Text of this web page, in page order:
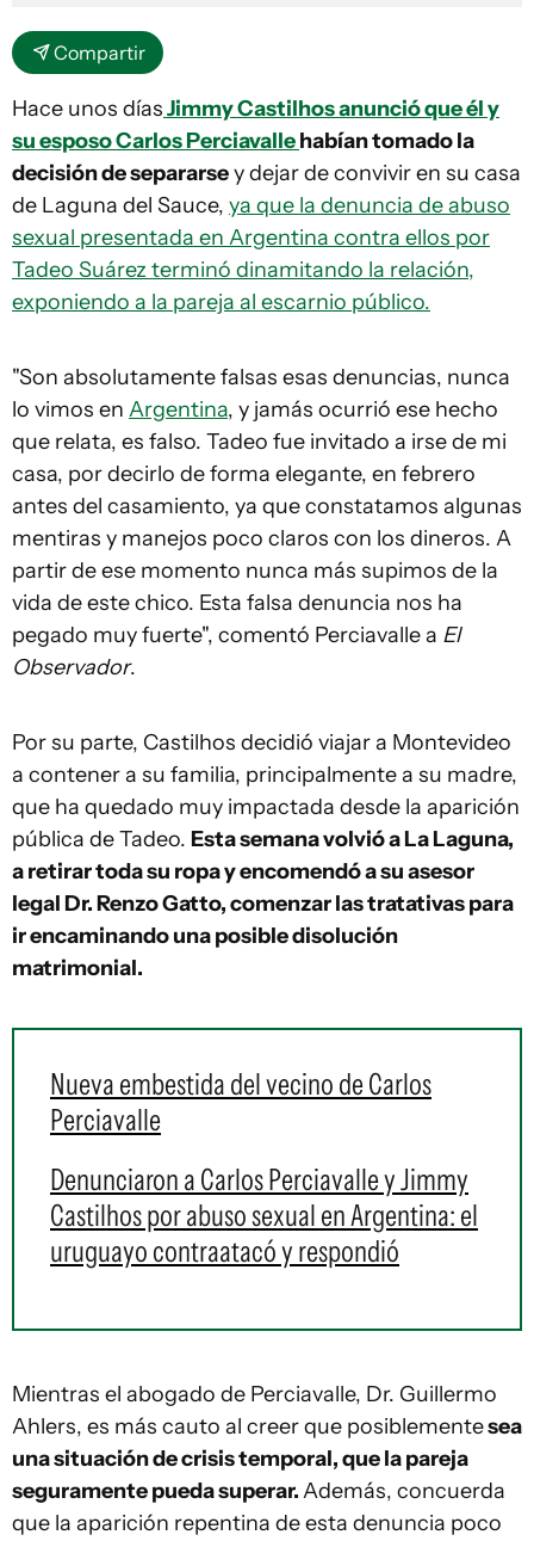
Compartir
Hace unos díasJimmy Castilhosanunció que él y
su esposoCarlos Perciavallehabían tomado la
decisión de separarsey dejar de convivir en su casa
de Laguna del Sauce, ya que la denuncia de abuso
sexual presentada en Argentina contra ellos por
Tadeo Suárez terminó dinamitando la relación,
exponiendo a la pareja al escarnio público.
"Son absolutamente falsas esas denuncias, nunca
lo vimos en Argentina, y jamás ocurrió ese hecho
que relata, es falso. Tadeo fue invitado a irse de mi
casa, por decirlo de forma elegante, en febrero
antes del casamiento, ya que constatamos algunas
mentiras y manejos poco claros con los dineros. A
partir de ese momento nunca más supimos de la
vida de este chico. Esta falsa denuncia nos ha
pegado muy fuerte", comentó Perciavalle a El
Observador.
Por su parte, Castilhos decidió viajar a Montevideo
a contener a su familia, principalmente a su madre,
que ha quedado muy impactada desde la aparición
pública de Tadeo. Esta semana volvió a La Laguna,
a retirar toda su ropa y encomendó a su asesor
legal Dr. Renzo Gatto, comenzar las tratativas para
ir encaminando una posible disolución
matrimonial.
Nueva embestida del vecino de Carlos
Perciavalle
Denunciaron a Carlos Perciavalle y Jimmy
Castilhos por abuso sexual en Argentina: el
uruguayo contraatacó y respondió
Mientras el abogado de Perciavalle, Dr. Guillermo
Ahlers, es más cauto al creer que posiblementesea
una situación de crisis temporal, que la pareja
seguramente pueda superar.Además, concuerda
que la aparición repentina de esta denuncia poco